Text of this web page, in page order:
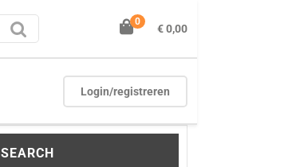
0
€ 0,00
Login/registreren
SEARCH